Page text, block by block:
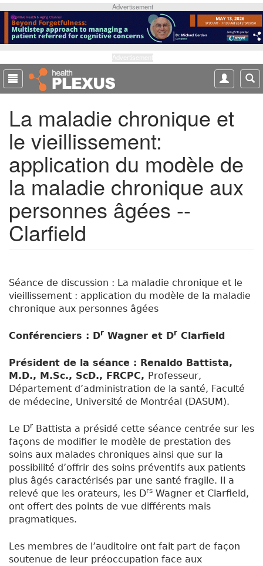
p
o
m
a
Advertisement
La maladie chronique et
le vieillissement:
application du modèle de
la maladie chronique aux
personnes âgées --
Clarfield
Séance de discussion : La maladie chronique et le
vieillissement : application du modèle de la maladie
chronique aux personnes âgées
Conférenciers : Dr Wagner et Dr Clarfield
Président de la séance : Renaldo Battista,
M.D., M.Sc., ScD., FRCPC, Professeur,
Département d’administration de la santé, Faculté
de médecine, Université de Montréal (DASUM).
Le Dr Battista a présidé cette séance centrée sur les
façons de modifier le modèle de prestation des
soins aux malades chroniques ainsi que sur la
possibilité d’offrir des soins préventifs aux patients
plus âgés caractérisés par une santé fragile. Il a
relevé que les orateurs, les Drs Wagner et Clarfield,
ont offert des points de vue différents mais
pragmatiques.
Les membres de l’auditoire ont fait part de façon
soutenue de leur préoccupation face aux